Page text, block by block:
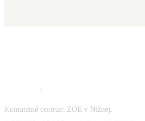
Komunitné centrum ZOE v Nižnej.